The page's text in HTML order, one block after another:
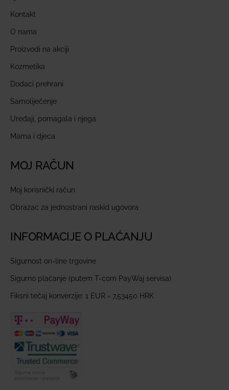
Kontakt
O nama
Proizvodi na akciji
Kozmetika
Dodaci prehrani
Samoliječenje
Uređaji, pomagala i njega
Mama i djeca
MOJ RAČUN
Moj korisnički račun
Obrazac za jednostrani raskid ugovora
INFORMACIJE O PLAĆANJU
Sigurnost on-line trgovine
Sigurno plaćanje (putem T-com PayWaj servisa)
Fiksni tečaj konverzije: 1 EUR = 7,53450 HRK